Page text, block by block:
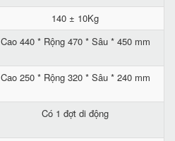
140 ± 10Kg
Cao 440 * Rộng 470 * Sâu * 450 mm
Cao 250 * Rộng 320 * Sâu * 240 mm
Có 1 đợt di động